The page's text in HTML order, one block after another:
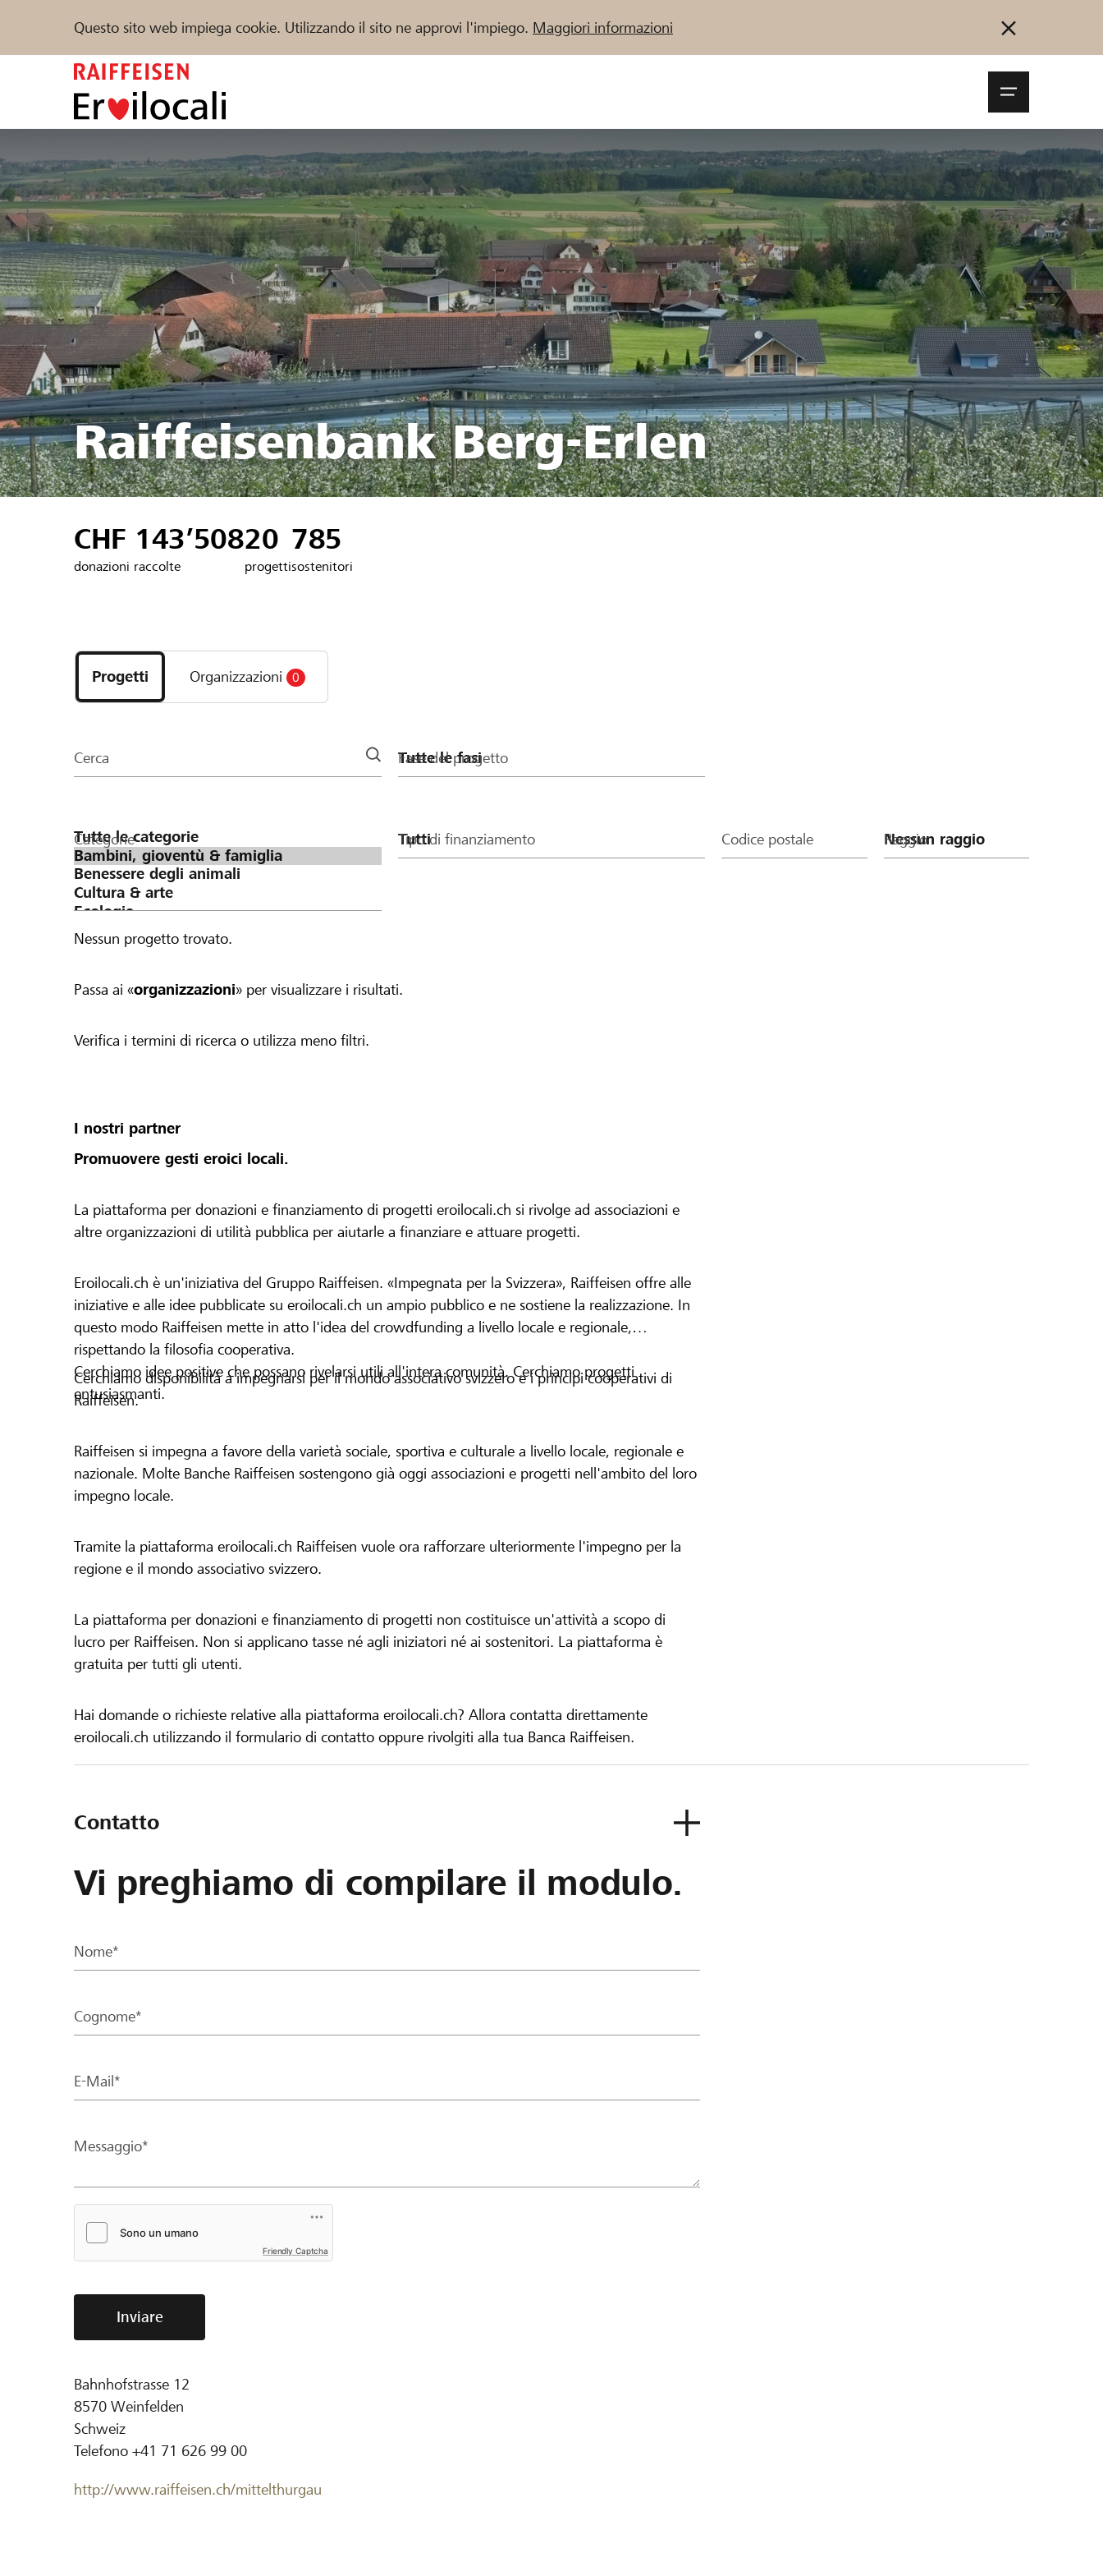
Questo sito web impiega cookie. Utilizzando il sito ne approvi l'impiego. Maggiori informazioni
Sostenere Aiuto & supporto Partner / Banche Raiffeisen Collegarsi Registrazione
Trova progetti e organizzazioni Inizia ora
DE FR IT
Raiffeisenbank Berg-Erlen
CHF 143’508
donazioni raccolte
20
progetti
785
sostenitori
i
progetti
e
della
Progetti Organizzazioni 0
Cerca Fase del progetto
Categorie Tipo di finanziamento Codice postale Raggio
Nessun progetto trovato.
Passa ai «organizzazioni» per visualizzare i risultati.
Verifica i termini di ricerca o utilizza meno filtri.
I nostri partner
Promuovere gesti eroici locali.
La piattaforma per donazioni e finanziamento di progetti eroilocali.ch si rivolge ad associazioni e
altre organizzazioni di utilità pubblica per aiutarle a finanziare e attuare progetti.
Eroilocali.ch è un'iniziativa del Gruppo Raiffeisen. «Impegnata per la Svizzera», Raiffeisen offre alle
iniziative e alle idee pubblicate su eroilocali.ch un ampio pubblico e ne sostiene la realizzazione. In
questo modo Raiffeisen mette in atto l'idea del crowdfunding a livello locale e regionale,
rispettando la filosofia cooperativa.
Cerchiamo idee positive che possano rivelarsi utili all'intera comunità. Cerchiamo progetti
entusiasmanti.
Cerchiamo disponibilità a impegnarsi per il mondo associativo svizzero e i principi cooperativi di
Raiffeisen.
Raiffeisen si impegna a favore della varietà sociale, sportiva e culturale a livello locale, regionale e
nazionale. Molte Banche Raiffeisen sostengono già oggi associazioni e progetti nell'ambito del loro
impegno locale.
Tramite la piattaforma eroilocali.ch Raiffeisen vuole ora rafforzare ulteriormente l'impegno per la
regione e il mondo associativo svizzero.
La piattaforma per donazioni e finanziamento di progetti non costituisce un'attività a scopo di
lucro per Raiffeisen. Non si applicano tasse né agli iniziatori né ai sostenitori. La piattaforma è
gratuita per tutti gli utenti.
Hai domande o richieste relative alla piattaforma eroilocali.ch? Allora contatta direttamente
eroilocali.ch utilizzando il formulario di contatto oppure rivolgiti alla tua Banca Raiffeisen.
Contatto
Vi preghiamo di compilare il modulo.
Nome*
Cognome*
E-Mail*
Messaggio*
Friendly Captcha
Inviare
Bahnhofstrasse 12
8570 Weinfelden
Schweiz
Telefono +41 71 626 99 00
http://www.raiffeisen.ch/mittelthurgau